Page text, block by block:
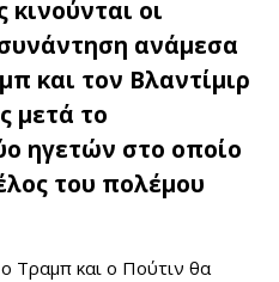
οι
ανάμεσα
και τον Βλαντίμιρ
μετά το
ηγετών στο οποίο
του πολέμου
Τραμπ και ο Πούτιν θα